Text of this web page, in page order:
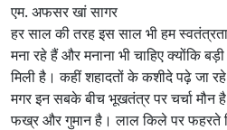
एम. अफसर खां सागर
हर साल की तरह इस साल भी हम
मना रहे हैं और मनाना भी चाहिए क्योंकि
मिली है। कहीं शहादतों के कशीदे पढ़े जा
मगर इन सबके बीच भूखतंत्र पर चर्चा
फख्र और गुमान है। लाल किले पर फहरते